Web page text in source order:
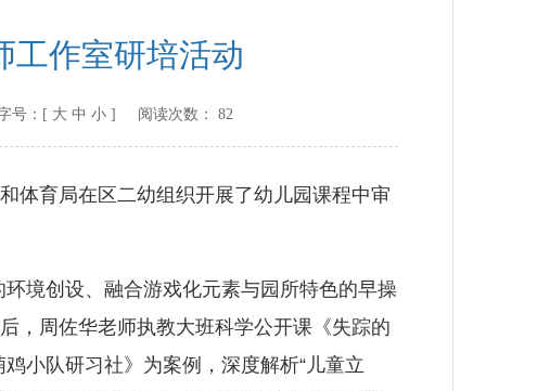
工作室研培活动
号：[ 大 中 小] 阅读次数： 82
育局在区二幼组织开展了幼儿园课程中审
境创设、融合游戏化元素与园所特色的早操
，周佐华老师执教大班科学公开课《失踪的
小队研习社》为案例，深度解析“儿童立